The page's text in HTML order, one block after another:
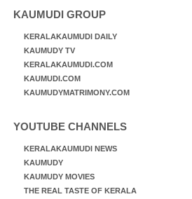
KAUMUDI GROUP
KERALAKAUMUDI DAILY
KAUMUDY TV
KERALAKAUMUDI.COM
KAUMUDI.COM
KAUMUDYMATRIMONY.COM
YOUTUBE CHANNELS
KERALAKAUMUDI NEWS
KAUMUDY
KAUMUDY MOVIES
THE REAL TASTE OF KERALA